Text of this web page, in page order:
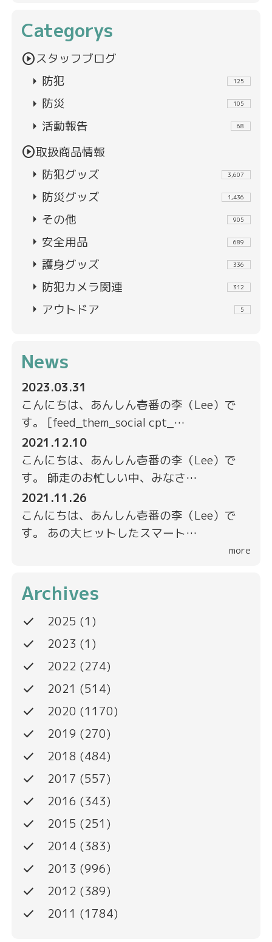
Categorys
play_circleスタッフブログ
arrow_right 防犯 125
arrow_right 防災 105
arrow_right 活動報告 68
play_circle取扱商品情報
arrow_right 防犯グッズ 3,607
arrow_right 防災グッズ 1,436
arrow_right その他 905
arrow_right 安全用品 689
arrow_right 護身グッズ 336
arrow_right 防犯カメラ関連 312
arrow_right アウトドア 5
News
2023.03.31
こんにちは、あんしん壱番の李（Lee）で
す。 [feed_them_social cpt_…
2021.12.10
こんにちは、あんしん壱番の李（Lee）で
す。 師走のお忙しい中、みなさ…
2021.11.26
こんにちは、あんしん壱番の李（Lee）で
す。 あの大ヒットしたスマート…
more
Archives
done 2025 (1)
done 2023 (1)
done 2022 (274)
done 2021 (514)
done 2020 (1170)
done 2019 (270)
done 2018 (484)
done 2017 (557)
done 2016 (343)
done 2015 (251)
done 2014 (383)
done 2013 (996)
done 2012 (389)
done 2011 (1784)